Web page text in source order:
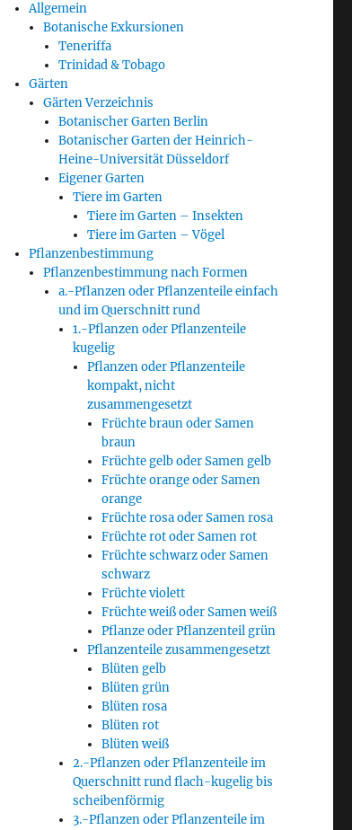
Allgemein
Botanische Exkursionen
Teneriffa
Trinidad & Tobago
Gärten
Gärten Verzeichnis
Botanischer Garten Berlin
Botanischer Garten der Heinrich-
Heine-Universität Düsseldorf
Eigener Garten
Tiere im Garten
Tiere im Garten – Insekten
Tiere im Garten – Vögel
Pflanzenbestimmung
Pflanzenbestimmung nach Formen
a.-Pflanzen oder Pflanzenteile einfach
und im Querschnitt rund
1.-Pflanzen oder Pflanzenteile
kugelig
Pflanzen oder Pflanzenteile
kompakt, nicht
zusammengesetzt
Früchte braun oder Samen
braun
Früchte gelb oder Samen gelb
Früchte orange oder Samen
orange
Früchte rosa oder Samen rosa
Früchte rot oder Samen rot
Früchte schwarz oder Samen
schwarz
Früchte violett
Früchte weiß oder Samen weiß
Pflanze oder Pflanzenteil grün
Pflanzenteile zusammengesetzt
Blüten gelb
Blüten grün
Blüten rosa
Blüten rot
Blüten weiß
2.-Pflanzen oder Pflanzenteile im
Querschnitt rund flach-kugelig bis
scheibenförmig
3.-Pflanzen oder Pflanzenteile im